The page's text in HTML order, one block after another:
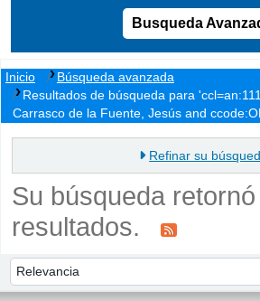
Busqueda
Inicio
Búsqueda avanzada
Resultados de búsqueda para
Carrasco de la Fuente, Jesús and
Refinar su
Su búsqueda
resultados.
Ordenar por: